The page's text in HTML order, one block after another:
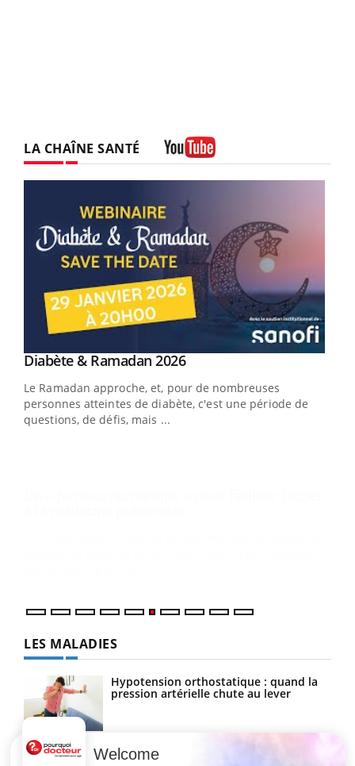
LA CHAÎNE SANTÉ
Youtube
Diabète & Ramadan 2026Youtube
Le Ramadan approche, et, pour de nombreuses
personnes atteintes de diabète, c'est une période de
questions, de défis, mais ...
Youtube
Un « jumeau numérique » pour faciliter l’accès
Un établissement lié à un groupe mutualiste innove en
matière de bilan de santé : l'utilisation d'un « jumeau
LES MALADIES
Hypotension orthostatique : quand la
pression artérielle chute au lever
Drépanocytose : une déformation des
Welcome